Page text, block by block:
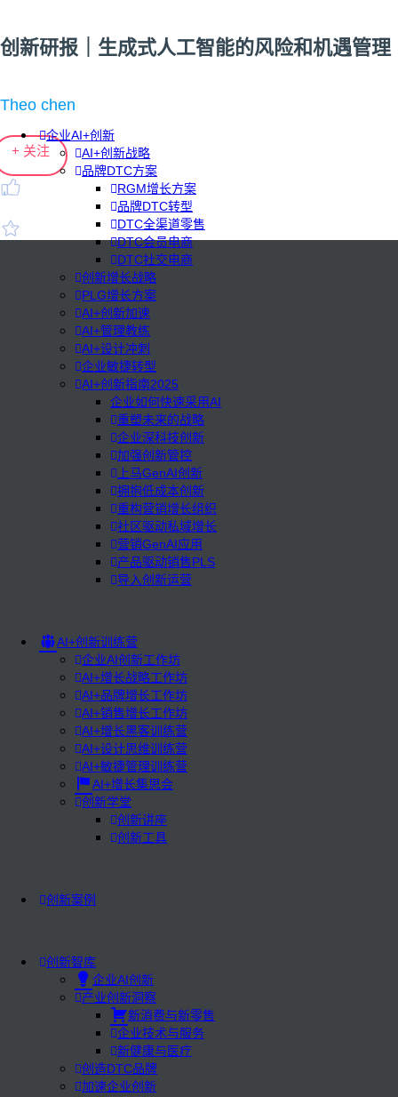
企业AI+创新
AI+创新战略
品牌DTC方案
RGM增长方案
品牌DTC转型
DTC全渠道零售
DTC会员电商
DTC社交电商
创新增长战略
PLG增长方案
AI+创新加速
AI+管理教练
AI+设计冲刺
企业敏捷转型
AI+创新指南2025
企业如何快速采用AI
重塑未来的战略
企业深科技创新
加强创新管控
上马GenAI创新
拥抱低成本创新
重构营销增长组织
社区驱动私域增长
营销GenAI应用
产品驱动销售PLS
导入创新运营
AI+创新训练营
企业AI创新工作坊
AI+增长战略工作坊
AI+品牌增长工作坊
AI+销售增长工作坊
AI+增长黑客训练营
AI+设计思维训练营
AI+敏捷管理训练营
AI+增长集思会
创新学堂
创新讲座
创新工具
创新案例
创新智库
企业AI创新
产业创新洞察
新消费与新零售
企业技术与服务
新健康与医疗
创造DTC品牌
加速企业创新
创新研报｜生成式人工智能的风险和机遇管理
Theo chen
+ 关注